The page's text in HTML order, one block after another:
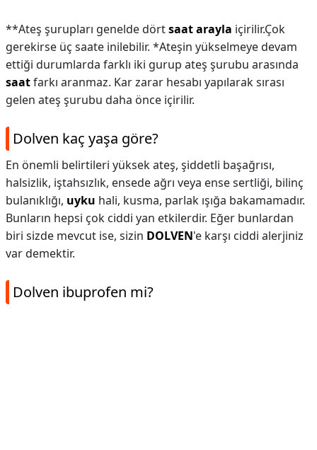
**Ateş şurupları genelde dörtsaat arayla içirilir.Çok
gerekirse üç saate inilebilir. *Ateşin yükselmeye devam
ettiği durumlarda farklı iki gurup ateş şurubu arasında
saatfarkı aranmaz. Kar zarar hesabı yapılarak sırası
gelen ateş şurubu daha önce içirilir.
Dolven kaç yaşa göre?
En önemli belirtileri yüksek ateş, şiddetli başağrısı,
halsizlik, iştahsızlık, ensede ağrı veya ense sertliği, bilinç
bulanıklığı, uyku hali, kusma, parlak ışığa bakamamadır.
Bunların hepsi çok ciddi yan etkilerdir. Eğer bunlardan
biri sizde mevcut ise, sizin DOLVEN'e karşı ciddi alerjiniz
var demektir.
Dolven ibuprofen mi?